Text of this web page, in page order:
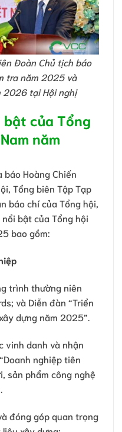
Đoàn Chủ tịch báo
tra năm 2025 và
2026 tại Hội nghị
của Tổng
năm
Hoàng Chiến
Tổng biên Tập Tạp
báo chí của Tổng hội,
bật của Tổng hội
bao gồm:
trình thường niên
và Diễn đàn “Triển
dựng năm 2025”.
vinh danh và nhận
nghiệp tiên
sản phẩm công nghệ
đóng góp quan trọng